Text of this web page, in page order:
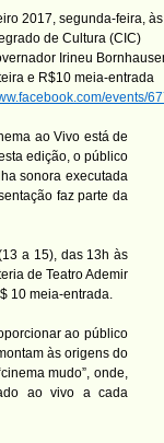
2017, segunda-feira,
de Cultura (CIC)
Irineu
e R$10 meia-entrada
events/
ao Vivo está de
edição, o público
sonora executada
faz parte da
a 15), das 13h às
de Teatro Ademir
10 meia-entrada.
ao público
às origens do
mudo”, onde,
ao vivo a cada